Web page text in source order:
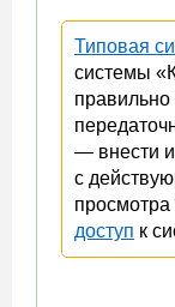
Типовая
системы
— внести
с
доступ к